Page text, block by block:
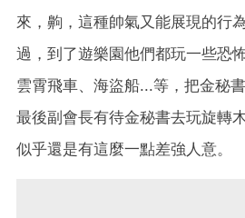
來，齁，這種帥氣又能展現的行
過，到了遊樂園他們都玩一些恐
雲霄飛車、海盜船...等，把金秘
最後副會長有待金秘書去玩旋轉
似乎還是有這麼一點差強人意。